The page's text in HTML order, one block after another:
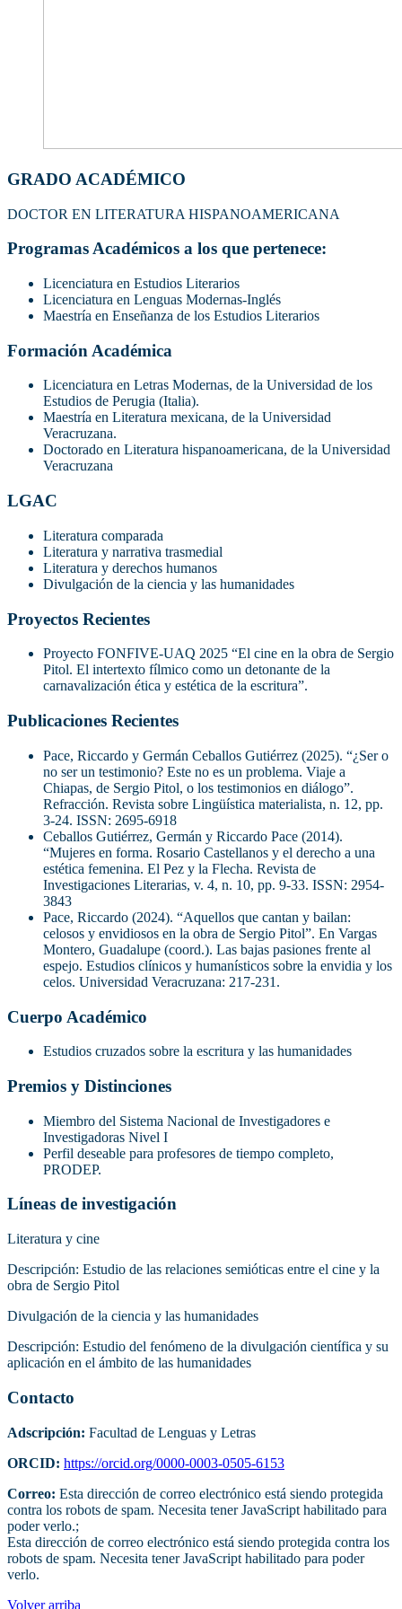
GRADO ACADÉMICO
DOCTOR EN LITERATURA HISPANOAMERICANA
Programas Académicos a los que pertenece:
Licenciatura en Estudios Literarios
Licenciatura en Lenguas Modernas-Inglés
Maestría en Enseñanza de los Estudios Literarios
Formación Académica
Licenciatura en Letras Modernas, de la Universidad de los
Estudios de Perugia (Italia).
Maestría en Literatura mexicana, de la Universidad
Veracruzana.
Doctorado en Literatura hispanoamericana, de la Universidad
Veracruzana
LGAC
Literatura comparada
Literatura y narrativa trasmedial
Literatura y derechos humanos
Divulgación de la ciencia y las humanidades
Proyectos Recientes
Proyecto FONFIVE-UAQ 2025 “El cine en la obra de Sergio
Pitol. El intertexto fílmico como un detonante de la
carnavalización ética y estética de la escritura”.
Publicaciones Recientes
Pace, Riccardo y Germán Ceballos Gutiérrez (2025). “¿Ser o
no ser un testimonio? Este no es un problema. Viaje a
Chiapas, de Sergio Pitol, o los testimonios en diálogo”.
Refracción. Revista sobre Lingüística materialista, n. 12, pp.
3-24. ISSN: 2695-6918
Ceballos Gutiérrez, Germán y Riccardo Pace (2014).
“Mujeres en forma. Rosario Castellanos y el derecho a una
estética femenina. El Pez y la Flecha. Revista de
Investigaciones Literarias, v. 4, n. 10, pp. 9-33. ISSN: 2954-
3843
Pace, Riccardo (2024). “Aquellos que cantan y bailan:
celosos y envidiosos en la obra de Sergio Pitol”. En Vargas
Montero, Guadalupe (coord.). Las bajas pasiones frente al
espejo. Estudios clínicos y humanísticos sobre la envidia y los
celos. Universidad Veracruzana: 217-231.
Cuerpo Académico
Estudios cruzados sobre la escritura y las humanidades
Premios y Distinciones
Miembro del Sistema Nacional de Investigadores e
Investigadoras Nivel I
Perfil deseable para profesores de tiempo completo,
PRODEP.
Líneas de investigación
Literatura y cine
Descripción: Estudio de las relaciones semióticas entre el cine y la
obra de Sergio Pitol
Divulgación de la ciencia y las humanidades
Descripción: Estudio del fenómeno de la divulgación científica y su
aplicación en el ámbito de las humanidades
Contacto
Adscripción: Facultad de Lenguas y Letras
ORCID: https://orcid.org/0000-0003-0505-6153
Correo: Esta dirección de correo electrónico está siendo protegida
contra los robots de spam. Necesita tener JavaScript habilitado para
poder verlo.;
Esta dirección de correo electrónico está siendo protegida contra los
robots de spam. Necesita tener JavaScript habilitado para poder
verlo.
Volver arriba